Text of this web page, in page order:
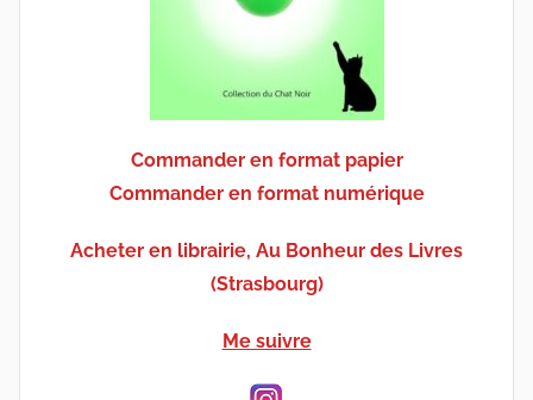
Commander en format papier
Commander en format numérique
Acheter en librairie, Au Bonheur des Livres
(Strasbourg)
Me suivre